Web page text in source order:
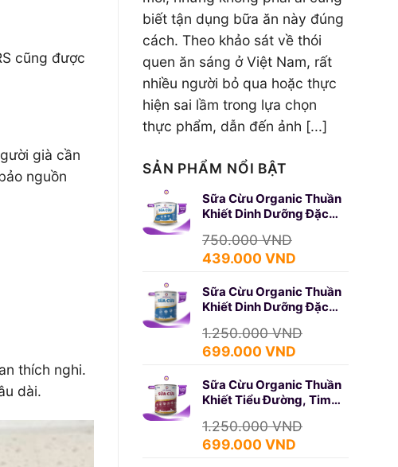
cũng được
già cần
nguồn
thích nghi.
dài.
biết tận dụng bữa ăn này đúng
cách. Theo khảo sát về thói
quen ăn sáng ở Việt Nam, rất
nhiều người bỏ qua hoặc thực
hiện sai lầm trong lựa chọn
thực phẩm, dẫn đến ảnh [...]
SẢN PHẨM NỔI BẬT
Sữa Cừu Organic Thuần
Khiết Dinh Dưỡng Đặc
750.000VND
Giá
là:
750.000 VND.
439.000 VND
tại
là:
439.000 VND.
Sữa Cừu Organic Thuần
Khiết Dinh Dưỡng Đặc
1.250.000VND
Giá
là:
1.250.000 VND.
699.000 VND
tại
là:
699.000 VND.
Sữa Cừu Organic Thuần
Khiết Tiểu Đường, Tim
1.250.000VND
Giá
699.000 VND